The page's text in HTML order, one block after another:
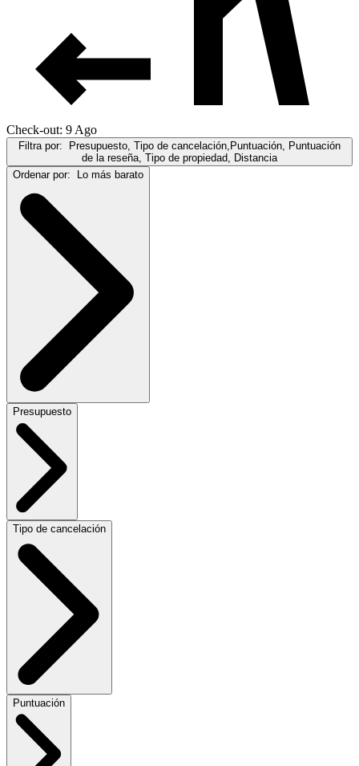
Check-out: 9 Ago
Filtra por: Presupuesto, Tipo de cancelación,Puntuación, Puntuación
de la reseña, Tipo de propiedad, Distancia
Ordenar por: Lo más barato
Presupuesto
Tipo de cancelación
Puntuación